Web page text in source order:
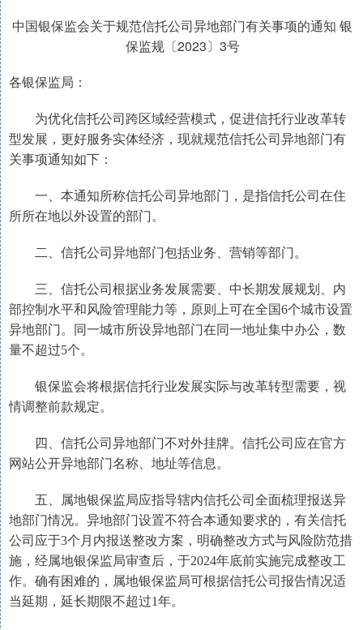
中国银保监会关于规范信托公司异地部门有关事项的通知 银
保监规〔2023〕3号
各银保监局：
为优化信托公司跨区域经营模式，促进信托行业改革转
型发展，更好服务实体经济，现就规范信托公司异地部门有
关事项通知如下：
一、本通知所称信托公司异地部门，是指信托公司在住
所所在地以外设置的部门。
二、信托公司异地部门包括业务、营销等部门。
三、信托公司根据业务发展需要、中长期发展规划、内
部控制水平和风险管理能力等，原则上可在全国6个城市设置
异地部门。同一城市所设异地部门在同一地址集中办公，数
量不超过5个。
银保监会将根据信托行业发展实际与改革转型需要，视
情调整前款规定。
四、信托公司异地部门不对外挂牌。信托公司应在官方
网站公开异地部门名称、地址等信息。
五、属地银保监局应指导辖内信托公司全面梳理报送异
地部门情况。异地部门设置不符合本通知要求的，有关信托
公司应于3个月内报送整改方案，明确整改方式与风险防范措
施，经属地银保监局审查后，于2024年底前实施完成整改工
作。确有困难的，属地银保监局可根据信托公司报告情况适
当延期，延长期限不超过1年。